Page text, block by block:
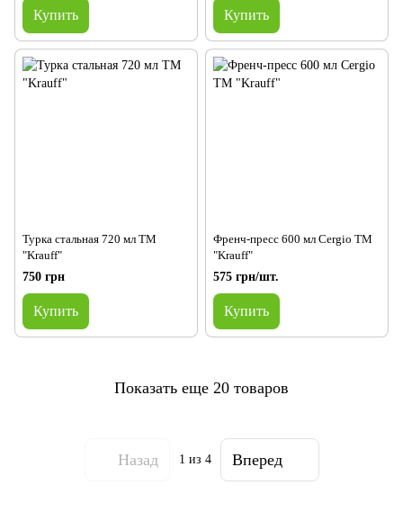
Купить Купить
Турка стальная 720 мл TM
"Krauff"
750 грн
Купить
Френч-пресс 600 мл Cergio ТМ
"Krauff"
575 грн/шт.
Купить
Показать еще 20 товаров
Назад 1 из 4 Вперед